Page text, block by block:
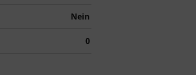
Nein
0